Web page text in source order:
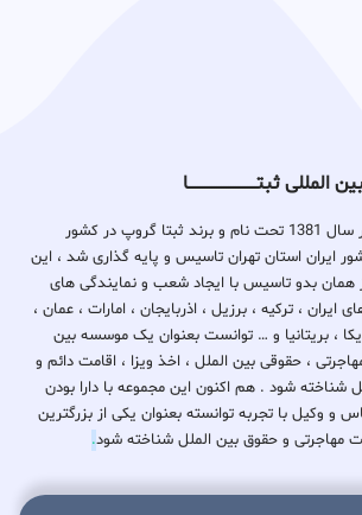
مرکز تخصصی ثبتا در سال 1381 تحت نام و برند ثبتا گروپ در کشور
ایران استان تهران تاسیس و پایه گذاری شد ، این
بدو تاسیس با ایجاد شعب و نمایندگی های
ایران ، ترکیه ، برزیل ، اذربایجان ، امارات ، عمان ،
، بریتانیا و … توانست بعنوان یک موسسه بین
، حقوقی بین الملل ، اخذ ویزا ، اقامت دائم و
شناخته شود . هم اکنون این مجموعه با دارا بودن
کارشناس و وکیل با تجربه توانسته بعنوان یکی از بزرگترین
مهاجرتی و حقوق بین الملل شناخته شود.